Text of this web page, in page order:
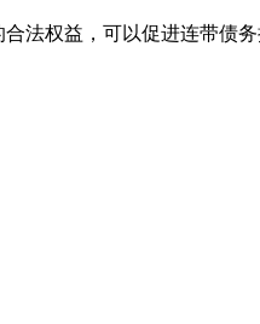
法权益，可以促进连带债